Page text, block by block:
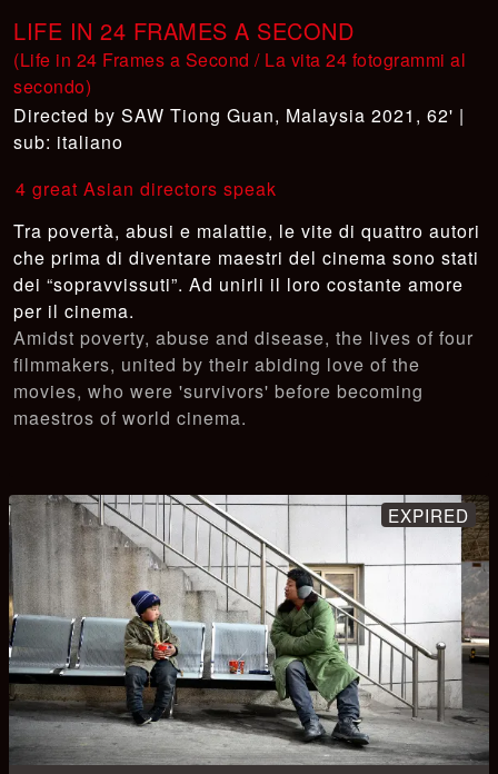
LIFE IN 24 FRAMES A SECOND
(Life in 24 Frames a Second / La vita 24 fotogrammi al
secondo)
SAW Tiong Guan, Malaysia 2021, 62' |
sub: italiano
4 great Asian directors speak
Tra povertà, abusi e malattie, le vite di quattro autori
che prima di diventare maestri del cinema sono stati
dei “sopravvissuti”. Ad unirli il loro costante amore
per il cinema.
Amidst poverty, abuse and disease, the lives of four
filmmakers, united by their abiding love of the
movies, who were 'survivors' before becoming
maestros of world cinema.